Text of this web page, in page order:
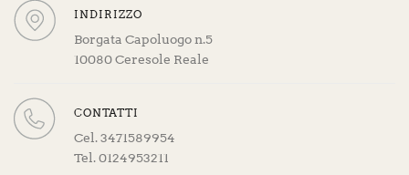
INDIRIZZO
Borgata Capoluogo n.5
10080 Ceresole Reale
CONTATTI
Cel. 3471589954
Tel. 0124953211